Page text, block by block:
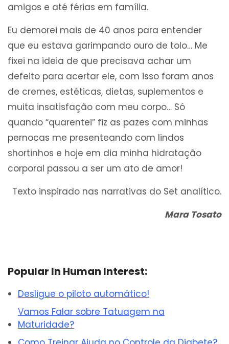
amigos e até férias em família.
Eu demorei mais de 40 anos para entender
que eu estava garimpando ouro de tolo… Me
fixei na ideia de que precisava achar um
defeito para acertar ele, com isso foram anos
de cremes, estéticas, dietas, suplementos e
muita insatisfação com meu corpo… Só
quando “quarentei” fiz as pazes com minhas
pernocas me presenteando com lindos
shortinhos e hoje em dia minha hidratação
corporal passou a ser um ato de amor!
Texto inspirado nas narrativas do Set analítico.
Mara Tosato
Popular In Human Interest:
Desligue o piloto automático!
Vamos Falar sobre Tatuagem na
Maturidade?